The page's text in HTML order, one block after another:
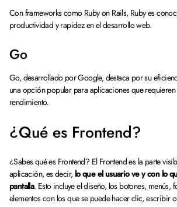
Con frameworks como Ruby on Rails, Ruby es
productividad y rapidez en el desarrollo web.
Go
Go, desarrollado por Google, destaca por su
una opción popular para aplicaciones que
rendimiento.
¿Qué es Frontend?
¿Sabes qué es Frontend? El Frontend es la parte
aplicación, es decir, lo que el usuario ve y con lo
pantalla. Esto incluye el diseño, los botones, menús,
elementos con los que se puede hacer clic, escribir